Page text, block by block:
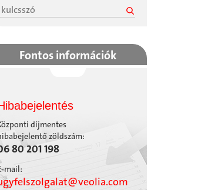
Fontos információk
díjmentes
zöldszám:
80 201 198
mail: